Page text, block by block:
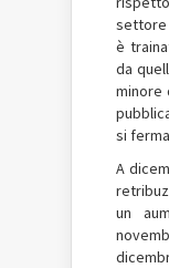
settore
è
da
minore
si
A
un